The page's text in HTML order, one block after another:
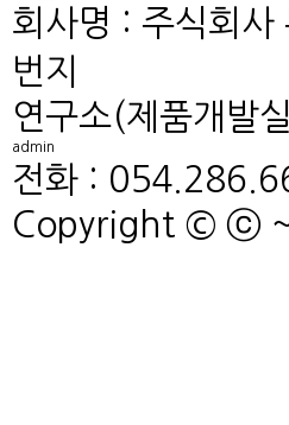
회사명 : 주식회
번지
연구소(제품개발
admin
전화 :
Copyright © ⓒ